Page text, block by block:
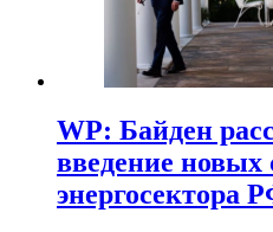
WP: Байден
введение
энергосектора